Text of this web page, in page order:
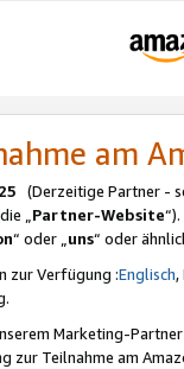
am
(Derzeitige Partner -
„Partner-Website
“ oder „uns“ oder
zur Verfügung :Englisch,
Marketing-
zur Teilnahme am